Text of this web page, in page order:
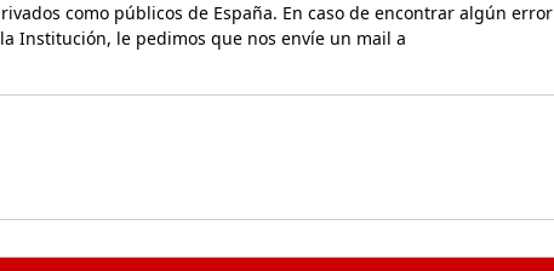
como públicos de España. En caso de encontrar algún error
Institución, le pedimos que nos envíe un mail a